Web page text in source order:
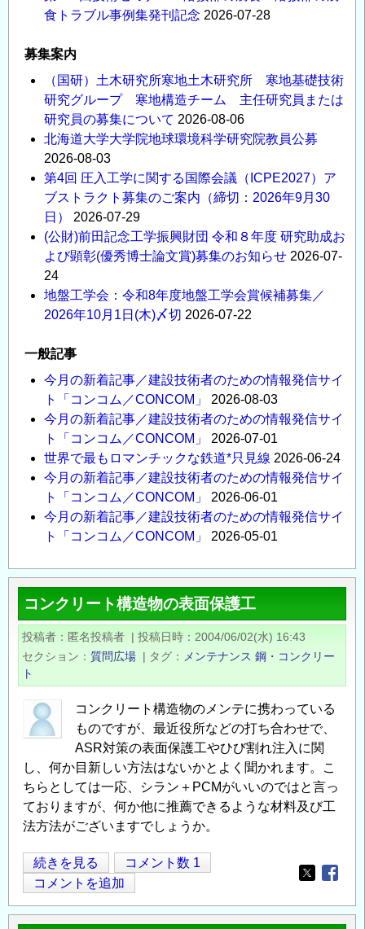
食トラブル事例集発刊記念 2026-07-28
募集案内
（国研）土木研究所寒地土木研究所 寒地基礎技術
研究グループ 寒地構造チーム 主任研究員または
研究員の募集について 2026-08-06
北海道大学大学院地球環境科学研究院教員公募
2026-08-03
第4回 圧入工学に関する国際会議（ICPE2027）ア
ブストラクト募集のご案内（締切：2026年9月30
日）
2026-07-29
(公財)前田記念工学振興財団 令和８年度 研究助成お
よび顕彰(優秀博士論文賞)募集のお知らせ 2026-07-
24
地盤工学会：令和8年度地盤工学会賞候補募集／
2026年10月1日(木)〆切 2026-07-22
一般記事
今月の新着記事／建設技術者のための情報発信サイ
ト「コンコム／CONCOM」
2026-08-03
今月の新着記事／建設技術者のための情報発信サイ
ト「コンコム／CONCOM」
2026-07-01
世界で最もロマンチックな鉄道*只見線 2026-06-24
今月の新着記事／建設技術者のための情報発信サイ
ト「コンコム／CONCOM」
2026-06-01
今月の新着記事／建設技術者のための情報発信サイ
ト「コンコム／CONCOM」
2026-05-01
コンクリート構造物の表面保護工
投稿者 匿名投稿者 | 投稿日時
2004/06/02(水) 16:43
セクション
質問広場 | タグ メンテナンス 鋼・コンクリー
ト
コンクリート構造物のメンテに携わっている
ものですが、最近役所などの打ち合わせで、
ASR対策の表面保護工やひび割れ注入に関
し、何か目新しい方法はないかとよく聞かれます。こ
ちらとしては一応、シラン＋PCMがいいのではと言っ
ておりますが、何か他に推薦できるような材料及び工
法方法がございますでしょうか。
コ
ン
ク
リ
続きを見る
コメント数 1
コメントを追加
Opens in